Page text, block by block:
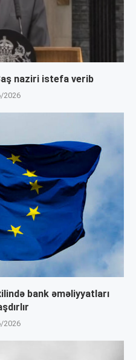
naziri istefa verib
2026
bank əməliyyatları
2026